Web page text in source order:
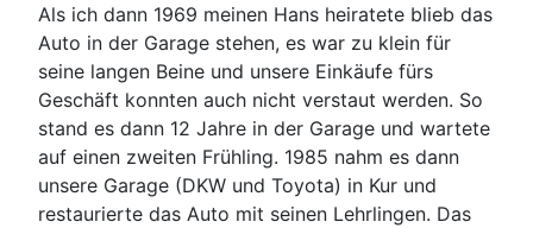
Als ich dann 1969 meinen Hans heiratete blieb das
Auto in der Garage stehen, es war zu klein für
seine langen Beine und unsere Einkäufe fürs
Geschäft konnten auch nicht verstaut werden. So
stand es dann 12 Jahre in der Garage und wartete
auf einen zweiten Frühling. 1985 nahm es dann
unsere Garage (DKW und Toyota) in Kur und
restaurierte das Auto mit seinen Lehrlingen. Das